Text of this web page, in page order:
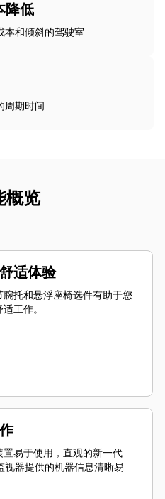
降低
本和倾斜的驾驶室
周期时间
概览
适体验
腕托和悬浮座椅选件有助于您
工作。
置易于使用，直观的新一代
视器提供的机器信息清晰易